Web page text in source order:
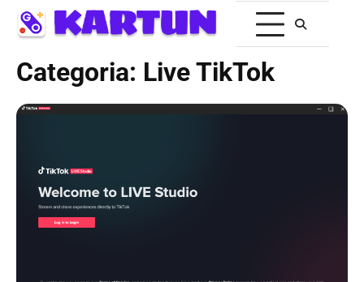
Categoria: Live TikTok